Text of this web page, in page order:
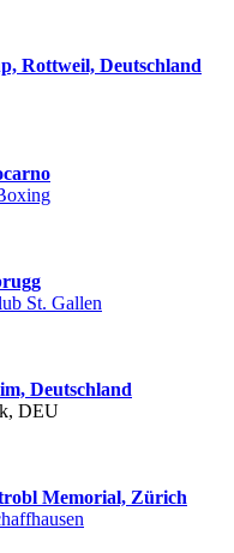
Rottweil, Deutschland
St. Gallen
Deutschland
DEU
Memorial, Zürich